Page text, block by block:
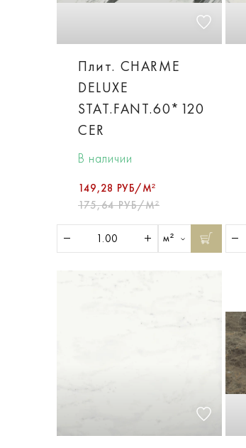
Плит. CHARME
DELUXE
STAT.FANT.60*120
CER
В наличии
149,28 РУБ/М²
175,64 РУБ/М²
м²